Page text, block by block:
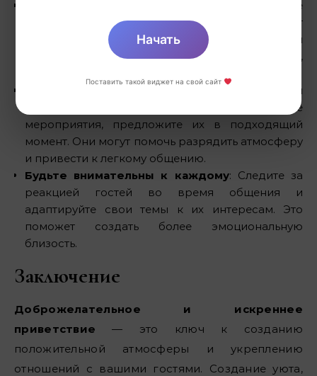
: Если в вашей группе
много людей, удостоверьтесь, что все участвуют
в разговоре. Спрашивайте мнения гостей и
предлагайте обсуждать интересные темы,
Используйте игры и активности
: Если ваш
вечер включает в себя игры или активные
мероприятия, предложите их в подходящий
момент. Они могут помочь разрядить атмосферу
и привести к легкому общению.
Будьте внимательны к каждому: Следите за
реакцией гостей во время общения и
адаптируйте свои темы к их интересам. Это
поможет создать более эмоциональную
близость.
Заключение
Доброжелательное и искреннее
приветствие— это ключ к созданию
положительной атмосферы и укреплению
отношений с вашими гостями. Создание уюта,
Начать
Поставить такой виджет на свой сайт